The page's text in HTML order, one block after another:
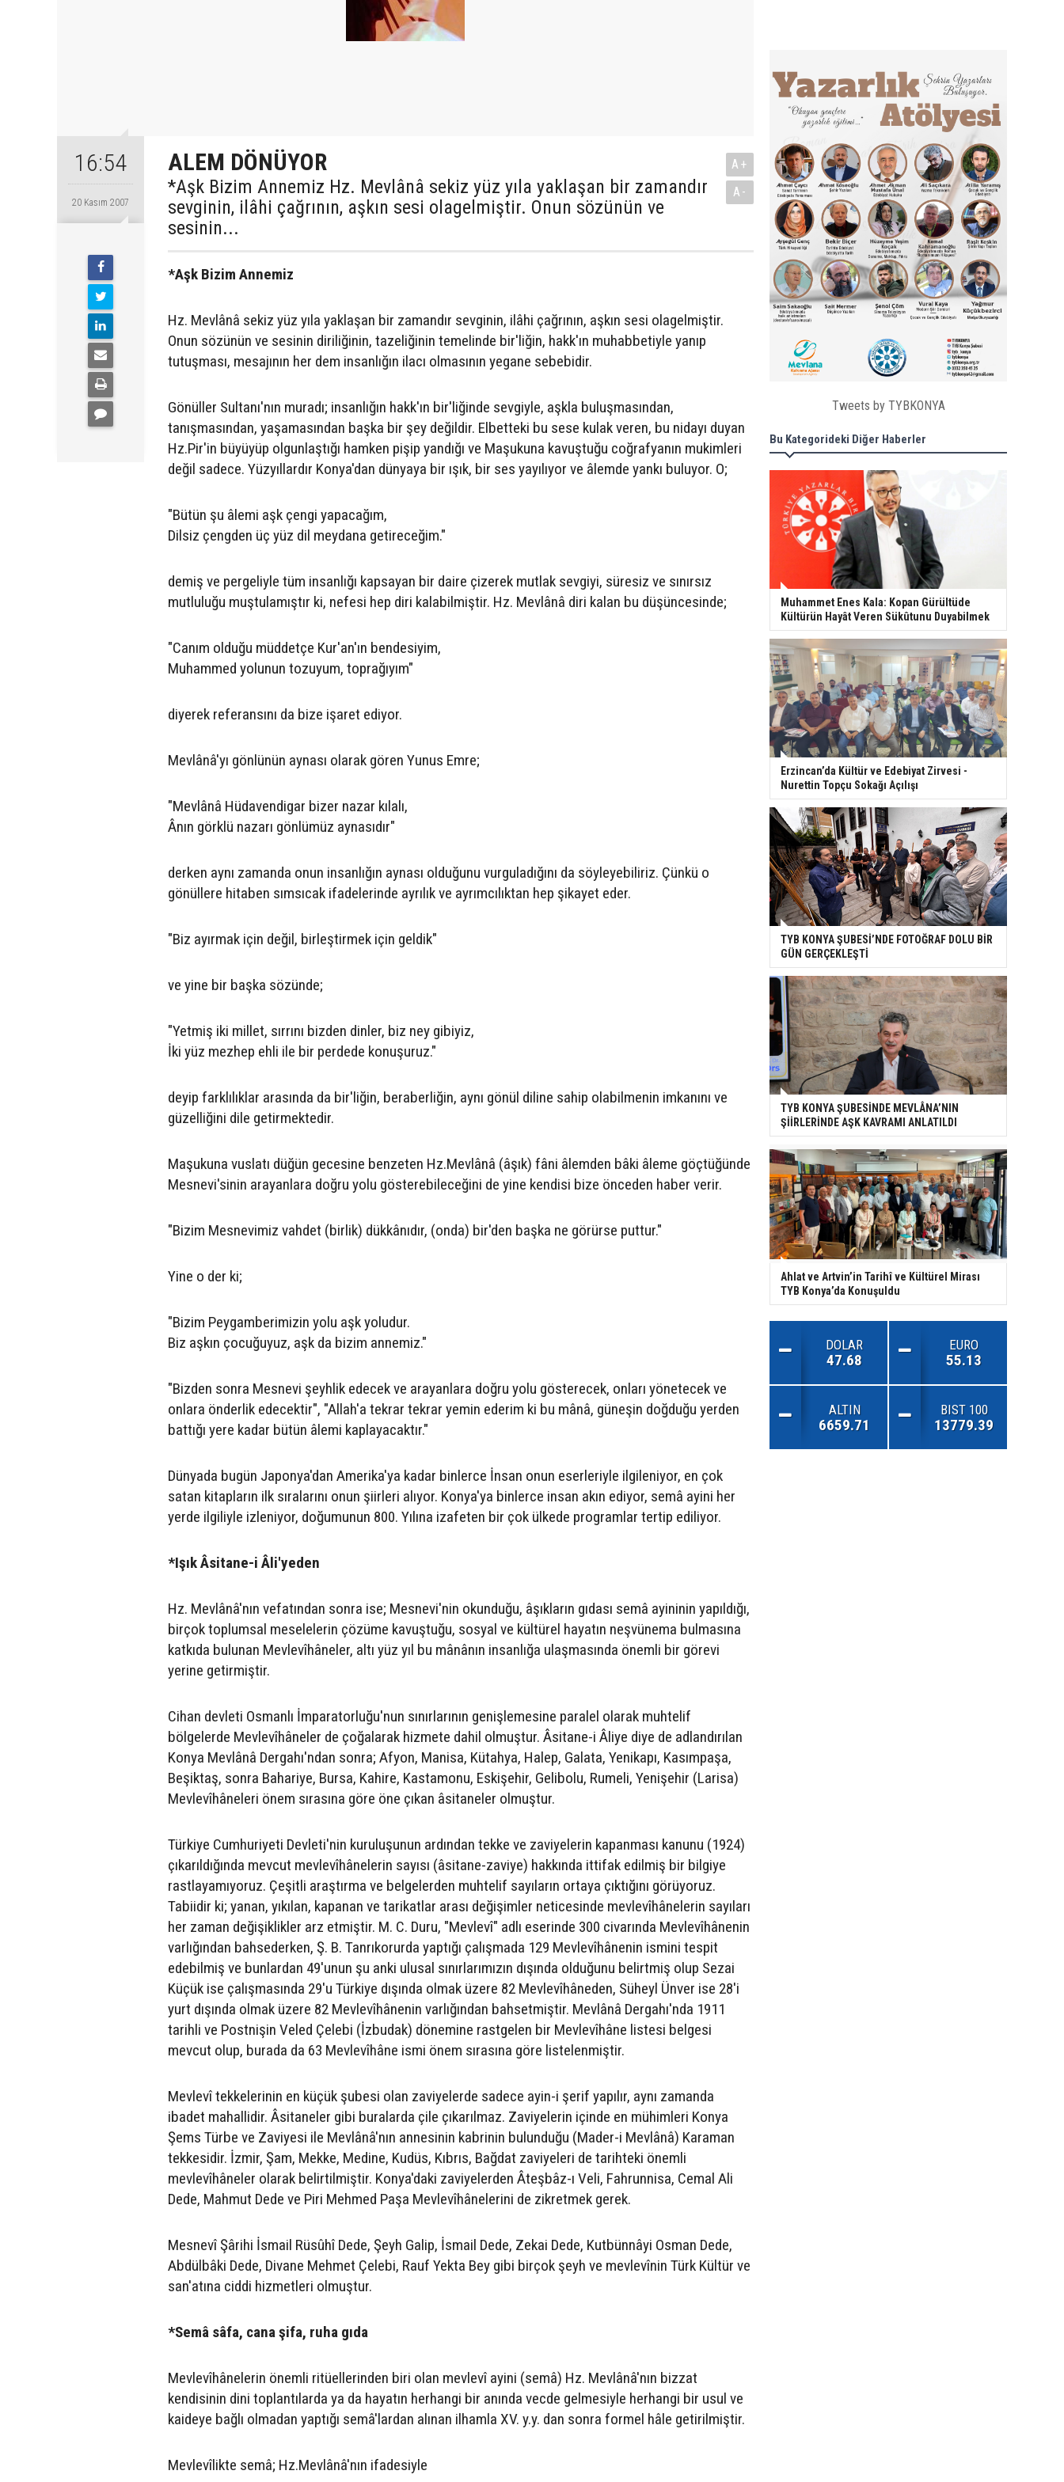
16:54
20 Kasım 2007
ALEM DÖNÜYOR
*Aşk Bizim Annemiz Hz. Mevlânâ sekiz yüz yıla yaklaşan bir zamandır
sevginin, ilâhi çağrının, aşkın sesi olagelmiştir. Onun sözünün ve
sesinin...
A+
A-
*Aşk Bizim Annemiz
Hz. Mevlânâ sekiz yüz yıla yaklaşan bir zamandır sevginin, ilâhi çağrının, aşkın sesi olagelmiştir.
Onun sözünün ve sesinin diriliğinin, tazeliğinin temelinde bir'liğin, hakk'ın muhabbetiyle yanıp
tutuşması, mesajının her dem insanlığın ilacı olmasının yegane sebebidir.
Gönüller Sultanı'nın muradı; insanlığın hakk'ın bir'liğinde sevgiyle, aşkla buluşmasından,
tanışmasından, yaşamasından başka bir şey değildir. Elbetteki bu sese kulak veren, bu nidayı duyan
Hz.Pir'in büyüyüp olgunlaştığı hamken pişip yandığı ve Maşukuna kavuştuğu coğrafyanın mukimleri
değil sadece. Yüzyıllardır Konya'dan dünyaya bir ışık, bir ses yayılıyor ve âlemde yankı buluyor. O;
"Bütün şu âlemi aşk çengi yapacağım,
Dilsiz çengden üç yüz dil meydana getireceğim."
demiş ve pergeliyle tüm insanlığı kapsayan bir daire çizerek mutlak sevgiyi, süresiz ve sınırsız
mutluluğu muştulamıştır ki, nefesi hep diri kalabilmiştir. Hz. Mevlânâ diri kalan bu düşüncesinde;
"Canım olduğu müddetçe Kur'an'ın bendesiyim,
Muhammed yolunun tozuyum, toprağıyım"
diyerek referansını da bize işaret ediyor.
Mevlânâ'yı gönlünün aynası olarak gören Yunus Emre;
"Mevlânâ Hüdavendigar bizer nazar kılalı,
Ânın görklü nazarı gönlümüz aynasıdır"
derken aynı zamanda onun insanlığın aynası olduğunu vurguladığını da söyleyebiliriz. Çünkü o
gönüllere hitaben sımsıcak ifadelerinde ayrılık ve ayrımcılıktan hep şikayet eder.
"Biz ayırmak için değil, birleştirmek için geldik"
ve yine bir başka sözünde;
"Yetmiş iki millet, sırrını bizden dinler, biz ney gibiyiz,
İki yüz mezhep ehli ile bir perdede konuşuruz."
deyip farklılıklar arasında da bir'liğin, beraberliğin, aynı gönül diline sahip olabilmenin imkanını ve
güzelliğini dile getirmektedir.
Maşukuna vuslatı düğün gecesine benzeten Hz.Mevlânâ (âşık) fâni âlemden bâki âleme göçtüğünde
Mesnevi'sinin arayanlara doğru yolu gösterebileceğini de yine kendisi bize önceden haber verir.
"Bizim Mesnevimiz vahdet (birlik) dükkânıdır, (onda) bir'den başka ne görürse puttur."
Yine o der ki;
"Bizim Peygamberimizin yolu aşk yoludur.
Biz aşkın çocuğuyuz, aşk da bizim annemiz."
"Bizden sonra Mesnevi şeyhlik edecek ve arayanlara doğru yolu gösterecek, onları yönetecek ve
onlara önderlik edecektir", "Allah'a tekrar tekrar yemin ederim ki bu mânâ, güneşin doğduğu yerden
battığı yere kadar bütün âlemi kaplayacaktır."
Dünyada bugün Japonya'dan Amerika'ya kadar binlerce İnsan onun eserleriyle ilgileniyor, en çok
satan kitapların ilk sıralarını onun şiirleri alıyor. Konya'ya binlerce insan akın ediyor, semâ ayini her
yerde ilgiliyle izleniyor, doğumunun 800. Yılına izafeten bir çok ülkede programlar tertip ediliyor.
*Işık Âsitane-i Âli'yeden
Hz. Mevlânâ'nın vefatından sonra ise; Mesnevi'nin okunduğu, âşıkların gıdası semâ ayininin yapıldığı,
birçok toplumsal meselelerin çözüme kavuştuğu, sosyal ve kültürel hayatın neşvünema bulmasına
katkıda bulunan Mevlevîhâneler, altı yüz yıl bu mânânın insanlığa ulaşmasında önemli bir görevi
yerine getirmiştir.
Cihan devleti Osmanlı İmparatorluğu'nun sınırlarının genişlemesine paralel olarak muhtelif
bölgelerde Mevlevîhâneler de çoğalarak hizmete dahil olmuştur. Âsitane-i Âliye diye de adlandırılan
Konya Mevlânâ Dergahı'ndan sonra; Afyon, Manisa, Kütahya, Halep, Galata, Yenikapı, Kasımpaşa,
Beşiktaş, sonra Bahariye, Bursa, Kahire, Kastamonu, Eskişehir, Gelibolu, Rumeli, Yenişehir (Larisa)
Mevlevîhâneleri önem sırasına göre öne çıkan âsitaneler olmuştur.
Türkiye Cumhuriyeti Devleti'nin kuruluşunun ardından tekke ve zaviyelerin kapanması kanunu (1924)
çıkarıldığında mevcut mevlevîhânelerin sayısı (âsitane-zaviye) hakkında ittifak edilmiş bir bilgiye
rastlayamıyoruz. Çeşitli araştırma ve belgelerden muhtelif sayıların ortaya çıktığını görüyoruz.
Tabiidir ki; yanan, yıkılan, kapanan ve tarikatlar arası değişimler neticesinde mevlevîhânelerin sayıları
her zaman değişiklikler arz etmiştir. M. C. Duru, "Mevlevî" adlı eserinde 300 civarında Mevlevîhânenin
varlığından bahsederken, Ş. B. Tanrıkorurda yaptığı çalışmada 129 Mevlevîhânenin ismini tespit
edebilmiş ve bunlardan 49'unun şu anki ulusal sınırlarımızın dışında olduğunu belirtmiş olup Sezai
Küçük ise çalışmasında 29'u Türkiye dışında olmak üzere 82 Mevlevîhâneden, Süheyl Ünver ise 28'i
yurt dışında olmak üzere 82 Mevlevîhânenin varlığından bahsetmiştir. Mevlânâ Dergahı'nda 1911
tarihli ve Postnişin Veled Çelebi (İzbudak) dönemine rastgelen bir Mevlevîhâne listesi belgesi
mevcut olup, burada da 63 Mevlevîhâne ismi önem sırasına göre listelenmiştir.
Mevlevî tekkelerinin en küçük şubesi olan zaviyelerde sadece ayin-i şerif yapılır, aynı zamanda
ibadet mahallidir. Âsitaneler gibi buralarda çile çıkarılmaz. Zaviyelerin içinde en mühimleri Konya
Şems Türbe ve Zaviyesi ile Mevlânâ'nın annesinin kabrinin bulunduğu (Mader-i Mevlânâ) Karaman
tekkesidir. İzmir, Şam, Mekke, Medine, Kudüs, Kıbrıs, Bağdat zaviyeleri de tarihteki önemli
mevlevîhâneler olarak belirtilmiştir. Konya'daki zaviyelerden Âteşbâz-ı Veli, Fahrunnisa, Cemal Ali
Dede, Mahmut Dede ve Piri Mehmed Paşa Mevlevîhânelerini de zikretmek gerek.
Mesnevî Şârihi İsmail Rüsûhî Dede, Şeyh Galip, İsmail Dede, Zekai Dede, Kutbünnâyi Osman Dede,
Abdülbâki Dede, Divane Mehmet Çelebi, Rauf Yekta Bey gibi birçok şeyh ve mevlevînin Türk Kültür ve
san'atına ciddi hizmetleri olmuştur.
*Semâ sâfa, cana şifa, ruha gıda
Mevlevîhânelerin önemli ritüellerinden biri olan mevlevî ayini (semâ) Hz. Mevlânâ'nın bizzat
kendisinin dini toplantılarda ya da hayatın herhangi bir anında vecde gelmesiyle herhangi bir usul ve
kaideye bağlı olmadan yaptığı semâ'lardan alınan ilhamla XV. y.y. dan sonra formel hâle getirilmiştir.
Mevlevîlikte semâ; Hz.Mevlânâ'nın ifadesiyle
Tweets by TYBKONYA
Bu Kategorideki Diğer Haberler
Muhammet Enes Kala: Kopan Gürültüde
Kültürün Hayât Veren Sükûtunu Duyabilmek
Erzincan’da Kültür ve Edebiyat Zirvesi -
Nurettin Topçu Sokağı Açılışı
TYB KONYA ŞUBESİ’NDE FOTOĞRAF DOLU BİR
GÜN GERÇEKLEŞTİ
TYB KONYA ŞUBESİNDE MEVLÂNA’NIN
ŞİİRLERİNDE AŞK KAVRAMI ANLATILDI
Ahlat ve Artvin’in Tarihî ve Kültürel Mirası
TYB Konya’da Konuşuldu
DOLAR
47.68
EURO
55.13
ALTIN
6659.71
BIST 100
13779.39